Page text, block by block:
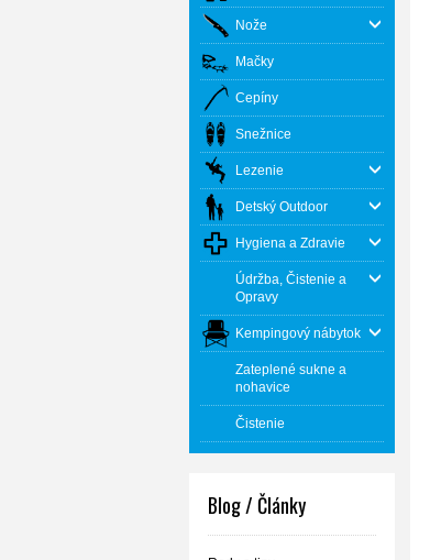
Nože
Mačky
Cepíny
Snežnice
Lezenie
Detský Outdoor
Hygiena a Zdravie
Údržba, Čistenie a
Opravy
Kempingový nábytok
Zateplené sukne a
nohavice
Čistenie
Blog / Články